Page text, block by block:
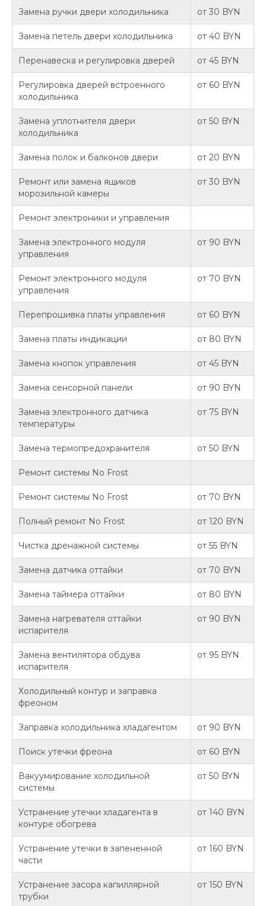
Замена ручки двери холодильника от 30 BYN
Замена петель двери холодильника от 40 BYN
Перенавеска и регулировка дверей от 45 BYN
Регулировка дверей встроенного
холодильника
от 60 BYN
Замена уплотнителя двери
холодильника
от 50 BYN
Замена полок и балконов двери от 20 BYN
Ремонт или замена ящиков
морозильной камеры
от 30 BYN
Ремонт электроники и управления
Замена электронного модуля
управления
от 90 BYN
Ремонт электронного модуля
управления
от 70 BYN
Перепрошивка платы управления от 60 BYN
Замена платы индикации от 80 BYN
Замена кнопок управления от 45 BYN
Замена сенсорной панели от 90 BYN
Замена электронного датчика
температуры
от 75 BYN
Замена термопредохранителя от 50 BYN
Ремонт системы No Frost
Ремонт системы No Frost от 70 BYN
Полный ремонт No Frost от 120 BYN
Чистка дренажной системы от 55 BYN
Замена датчика оттайки от 70 BYN
Замена таймера оттайки от 80 BYN
Замена нагревателя оттайки
испарителя
от 90 BYN
Замена вентилятора обдува
испарителя
от 95 BYN
Холодильный контур и заправка
фреоном
Заправка холодильника хладагентом от 90 BYN
Поиск утечки фреона от 60 BYN
Вакуумирование холодильной
системы
от 50 BYN
Устранение утечки хладагента в
контуре обогрева
от 140 BYN
Устранение утечки в запененной
части
от 160 BYN
Устранение засора капиллярной
трубки
от 150 BYN